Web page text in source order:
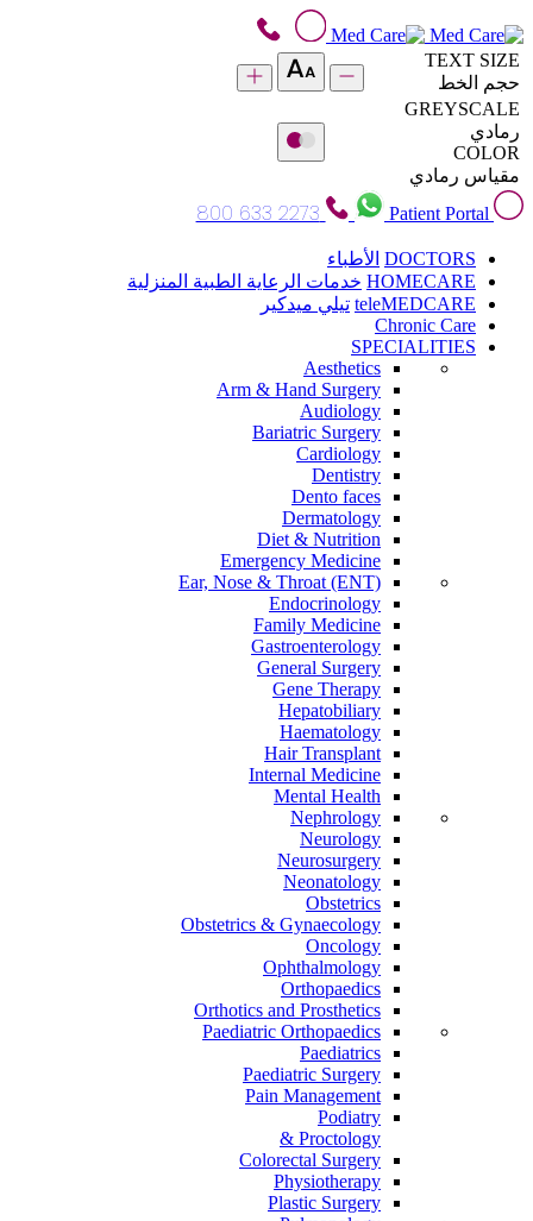
TEXT SIZE
حجم الخط
GREYSCALE
رمادي
COLOR
مقياس رمادي
Patient Portal
800 633 2273
DOCTORS الأطباء
HOMECARE خدمات الرعاية الطبية المنزلية
teleMEDCARE تيلي ميدكير
Chronic Care
SPECIALITIES
Aesthetics
Arm & Hand Surgery
Audiology
Bariatric Surgery
Cardiology
Dentistry
Dento faces
Dermatology
Diet & Nutrition
Emergency Medicine
Ear, Nose & Throat (ENT)
Endocrinology
Family Medicine
Gastroenterology
General Surgery
Gene Therapy
Hepatobiliary
Haematology
Hair Transplant
Internal Medicine
Mental Health
Nephrology
Neurology
Neurosurgery
Neonatology
Obstetrics
Obstetrics & Gynaecology
Oncology
Ophthalmology
Orthopaedics
Orthotics and Prosthetics
Paediatric Orthopaedics
Paediatrics
Paediatric Surgery
Pain Management
Podiatry
Proctology &
Colorectal Surgery
Physiotherapy
Plastic Surgery